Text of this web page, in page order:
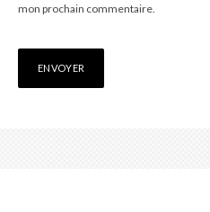
mon prochain commentaire.